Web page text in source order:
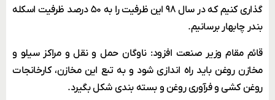
گذاری کنیم که در سال ۹۸ این ظرفیت را به ۵۰ درصد ظرفیت اسکله
بندر چابهار برسانیم.
قائم مقام وزیر صنعت افزود: ناوگان حمل و نقل و مراکز سیلو و
مخازن روغن باید راه اندازی شود و به تبع این مخازن، کارخانجات
روغن کشی و فرآوری روغن و بسته بندی شکل بگیرد.